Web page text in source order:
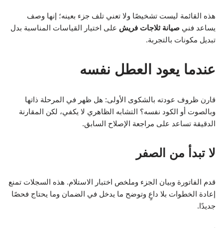
هذه القائمة ليست تشخيصًا ولا تعني تلف جزء بعينه؛ إنها وصف
يساعد فني صيانة ثلاجات فريش على اختيار القياسات المناسبة بدل
تبديل مكونات بالتجربة.
عندما يعود العطل نفسه
قارن ظروف عودته بالشكوى الأولى: هل ظهر في المرحلة ذاتها
وبالصوت أو الكود نفسه؟ التشابه الظاهري لا يكفي، لكن المقارنة
الدقيقة تساعد على مراجعة الإصلاح السابق.
لا تبدأ من الصفر
قدم الفاتورة وبيان الجزء وملخص اختبار الاستلام. هذه السجلات تمنع
إعادة الخطوات بلا داعٍ وتوضح ما يدخل في الضمان وما يحتاج فحصًا
جديدًا.